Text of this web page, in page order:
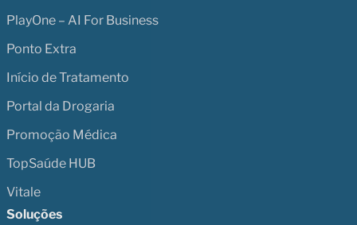
PlayOne – AI For Business
Ponto Extra
Início de Tratamento
Portal da Drogaria
Promoção Médica
TopSaúde HUB
Vitale
Soluções